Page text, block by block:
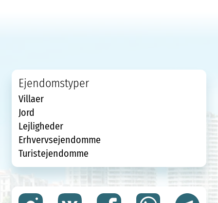
Ejendomstyper
Villaer
Jord
Lejligheder
Erhvervsejendomme
Turistejendomme